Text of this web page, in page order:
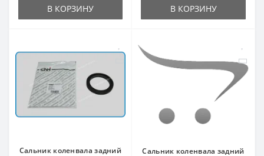
В КОРЗИНУ В КОРЗИНУ
Сальник коленвала задний
Сальник коленвала задний